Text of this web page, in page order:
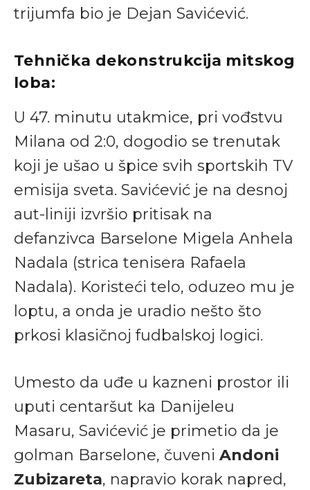
trijumfa bio je Dejan Savićević.
Tehnička dekonstrukcija mitskog
loba:
U 47. minutu utakmice, pri vođstvu
Milana od 2:0, dogodio se trenutak
koji je ušao u špice svih sportskih TV
emisija sveta. Savićević je na desnoj
aut-liniji izvršio pritisak na
defanzivca Barselone Migela Anhela
Nadala (strica tenisera Rafaela
Nadala). Koristeći telo, oduzeo mu je
loptu, a onda je uradio nešto što
prkosi klasičnoj fudbalskoj logici.
Umesto da uđe u kazneni prostor ili
uputi centaršut ka Danijeleu
Masaru, Savićević je primetio da je
golman Barselone, čuveni Andoni
Zubizareta, napravio korak napred,